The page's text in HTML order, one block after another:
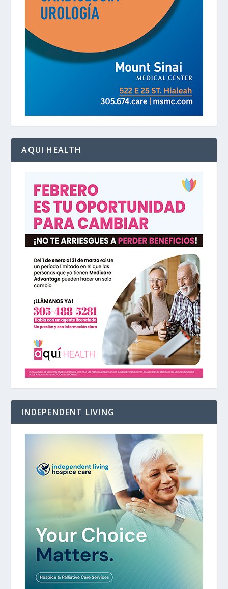
AQUI HEALTH
INDEPENDENT LIVING